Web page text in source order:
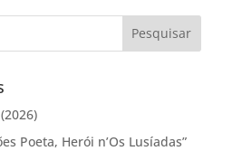
Poeta, Herói n’Os Lusíadas”